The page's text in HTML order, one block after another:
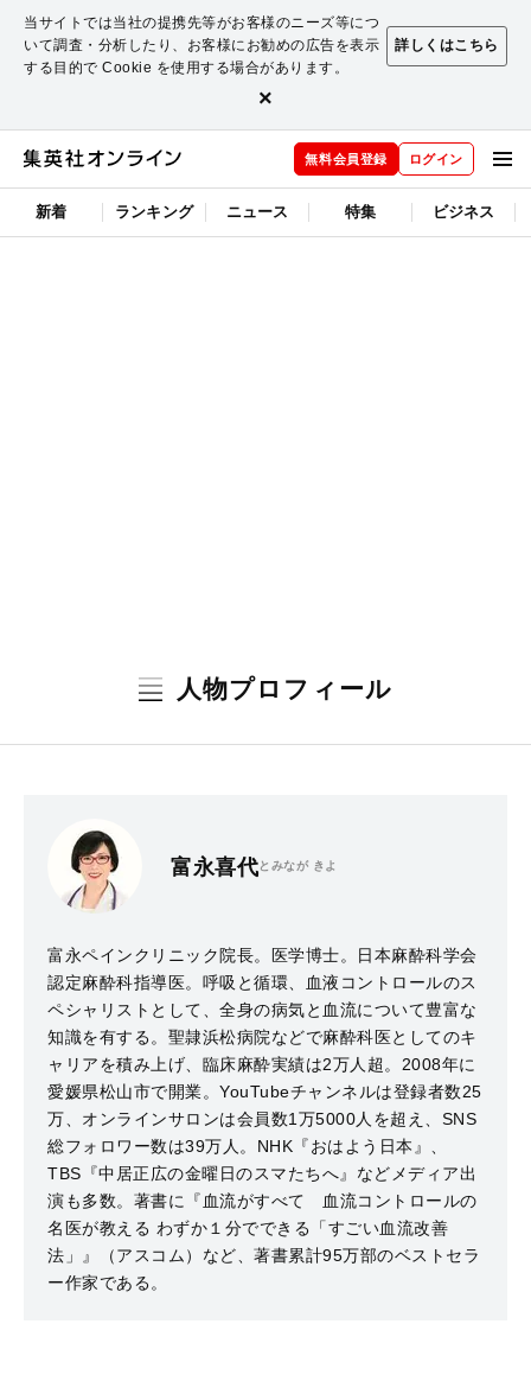
当サイトでは当社の提携先等がお客様のニーズ等につ
いて調査・分析したり、お客様にお勧めの広告を表示
する目的で Cookie を使用する場合があります。
詳しくはこちら
×
無料会員登録 ログイン
新着 ランキング ニュース 特集 ビジネス
人物プロフィール
富永喜代とみなが きよ
富永ペインクリニック院長。医学博士。日本麻酔科学会
認定麻酔科指導医。呼吸と循環、血液コントロールのス
ペシャリストとして、全身の病気と血流について豊富な
知識を有する。聖隷浜松病院などで麻酔科医としてのキ
ャリアを積み上げ、臨床麻酔実績は2万人超。2008年に
愛媛県松山市で開業。YouTubeチャンネルは登録者数25
万、オンラインサロンは会員数1万5000人を超え、SNS
総フォロワー数は39万人。NHK『おはよう日本』、
TBS『中居正広の金曜日のスマたちへ』などメディア出
演も多数。著書に『血流がすべて 血流コントロールの
名医が教える わずか１分でできる「すごい血流改善
法」』（アスコム）など、著書累計95万部のベストセラ
ー作家である。